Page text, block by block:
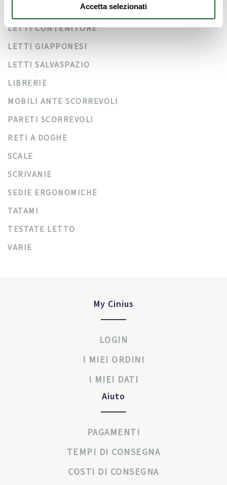
Accetta selezionati
LETTI A SOPPALCO
LETTI CONTENITORE
LETTI GIAPPONESI
LETTI SALVASPAZIO
LIBRERIE
MOBILI ANTE SCORREVOLI
PARETI SCORREVOLI
RETI A DOGHE
SCALE
SCRIVANIE
SEDIE ERGONOMICHE
TATAMI
TESTATE LETTO
VARIE
My Cinius
LOGIN
I MIEI ORDINI
I MIEI DATI
Aiuto
PAGAMENTI
TEMPI DI CONSEGNA
COSTI DI CONSEGNA